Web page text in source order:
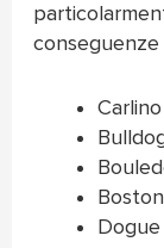
conseguenze
Carlino